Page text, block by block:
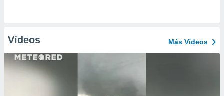
Vídeos Más Vídeos